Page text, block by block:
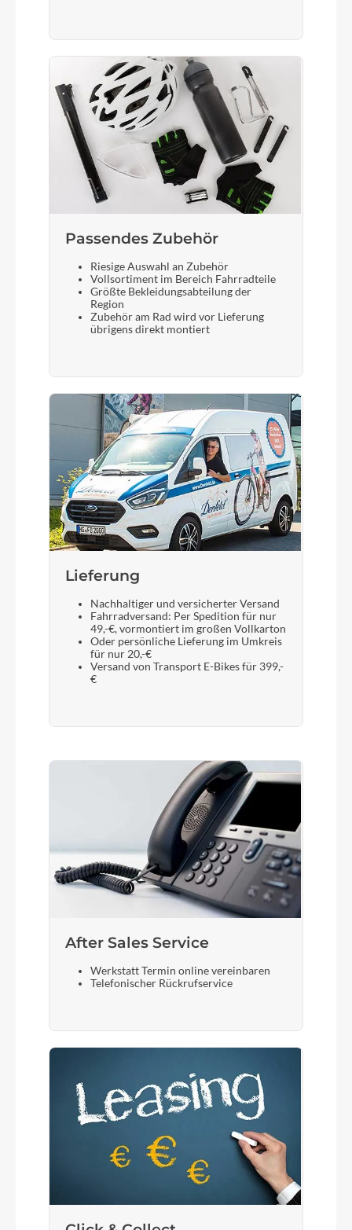
Gabel
SR Suntour M-3010-P, 50 mm
Sattelstütze
Aluminium
Passendes Zubehör
Riesige Auswahl an Zubehör
Vollsortiment im Bereich Fahrradteile
Größte Bekleidungsabteilung der
Region
Zubehör am Rad wird vor Lieferung
übrigens direkt montiert
Lieferung
Nachhaltiger und versicherter Versand
Fahrradversand: Per Spedition für nur
49,-€, vormontiert im großen Vollkarton
Oder persönliche Lieferung im Umkreis
für nur 20,-€
Versand von Transport E-Bikes für 399,-
€
After Sales Service
Werkstatt Termin online vereinbaren
Telefonischer Rückrufservice